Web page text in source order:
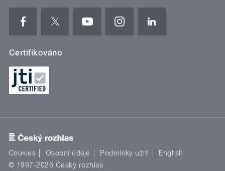
Certifikováno
Cookies Osobní údaje Podmínky užití
English
© 1997-2026 Český rozhlas